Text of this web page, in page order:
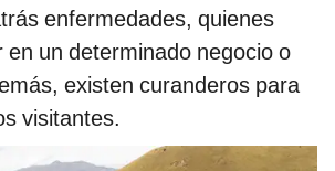
enfermedades, quienes
en un determinado negocio o
existen curanderos para
visitantes.